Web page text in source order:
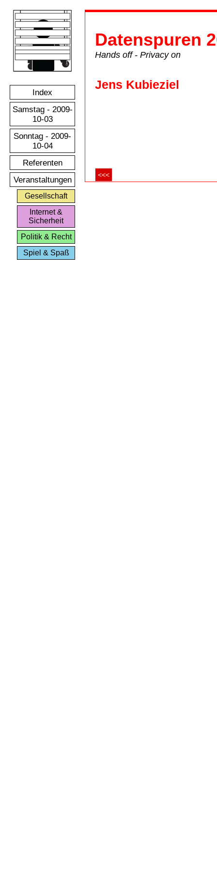
Index
Samstag - 2009-
10-03
Sonntag - 2009-
10-04
Referenten
Veranstaltungen
Gesellschaft
Internet &
Sicherheit
Politik & Recht
Spiel & Spaß
Datenspuren
Hands off - Privacy on
Jens Kubieziel
<<<